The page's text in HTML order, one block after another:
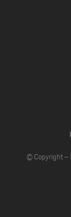
© Copyright –